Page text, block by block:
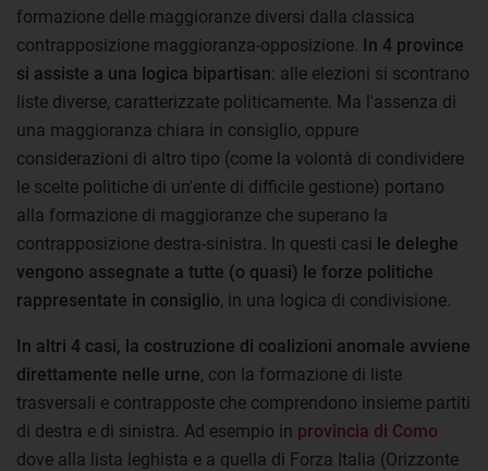
formazione delle maggioranze diversi dalla classica
contrapposizione maggioranza-opposizione. In 4 province
si assiste a una logica bipartisan: alle elezioni si scontrano
liste diverse, caratterizzate politicamente. Ma l'assenza di
una maggioranza chiara in consiglio, oppure
considerazioni di altro tipo (come la volontà di condividere
le scelte politiche di un'ente di difficile gestione) portano
alla formazione di maggioranze che superano la
contrapposizione destra-sinistra. In questi casi le deleghe
vengono assegnate a tutte (o quasi) le forze politiche
rappresentate in consiglio, in una logica di condivisione.
In altri 4 casi, la costruzione di coalizioni anomale avviene
direttamente nelle urne, con la formazione di liste
trasversali e contrapposte che comprendono insieme partiti
di destra e di sinistra. Ad esempio in provincia di Como
dove alla lista leghista e a quella di Forza Italia (Orizzonte